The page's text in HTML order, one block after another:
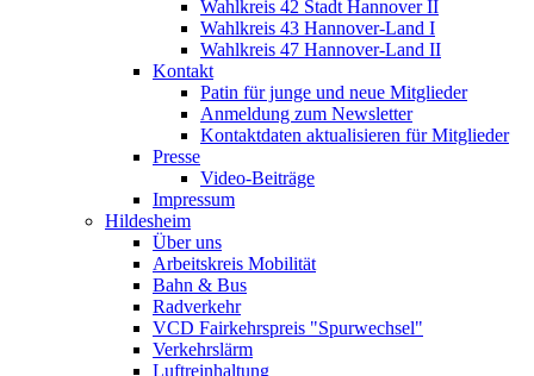
Wahlkreis 42 Stadt Hannover II
Wahlkreis 43 Hannover-Land I
Wahlkreis 47 Hannover-Land II
Kontakt
Patin für junge und neue Mitglieder
Anmeldung zum Newsletter
Kontaktdaten aktualisieren für Mitglieder
Presse
Video-Beiträge
Impressum
Hildesheim
Über uns
Arbeitskreis Mobilität
Bahn & Bus
Radverkehr
VCD Fairkehrspreis "Spurwechsel"
Verkehrslärm
Luftreinhaltung